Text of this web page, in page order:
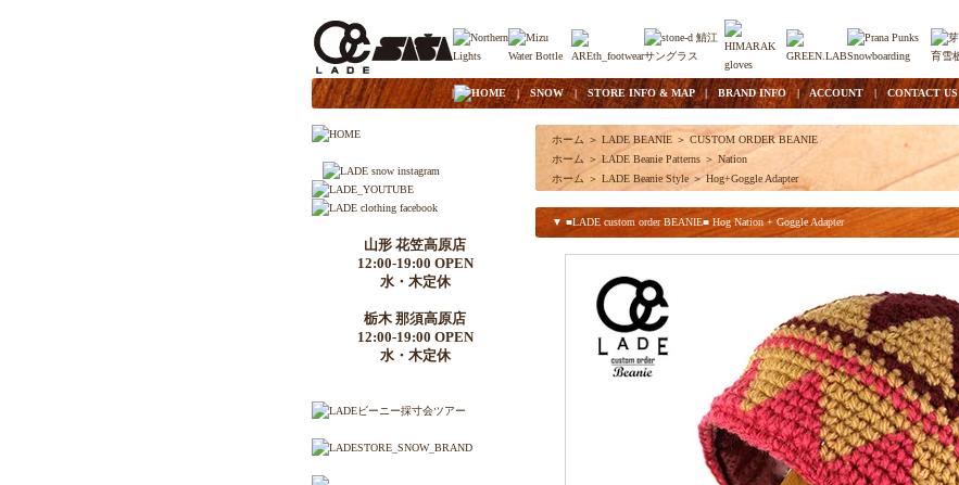
| HOME|SNOW| STORE INFO & MAP|BRAND INFO|ACCOUNT|CONTACT US
山形 花笠高原店
12:00-19:00 OPEN
水・木定休
栃木 那須高原店
12:00-19:00 OPEN
水・木定休
ホーム ＞ LADE BEANIE ＞ CUSTOM ORDER BEANIE
ホーム ＞ LADE Beanie Patterns ＞ Nation
ホーム ＞ LADE Beanie Style ＞ Hog+Goggle Adapter
▼ ■LADE custom order BEANIE■ Hog Nation + Goggle Adapter